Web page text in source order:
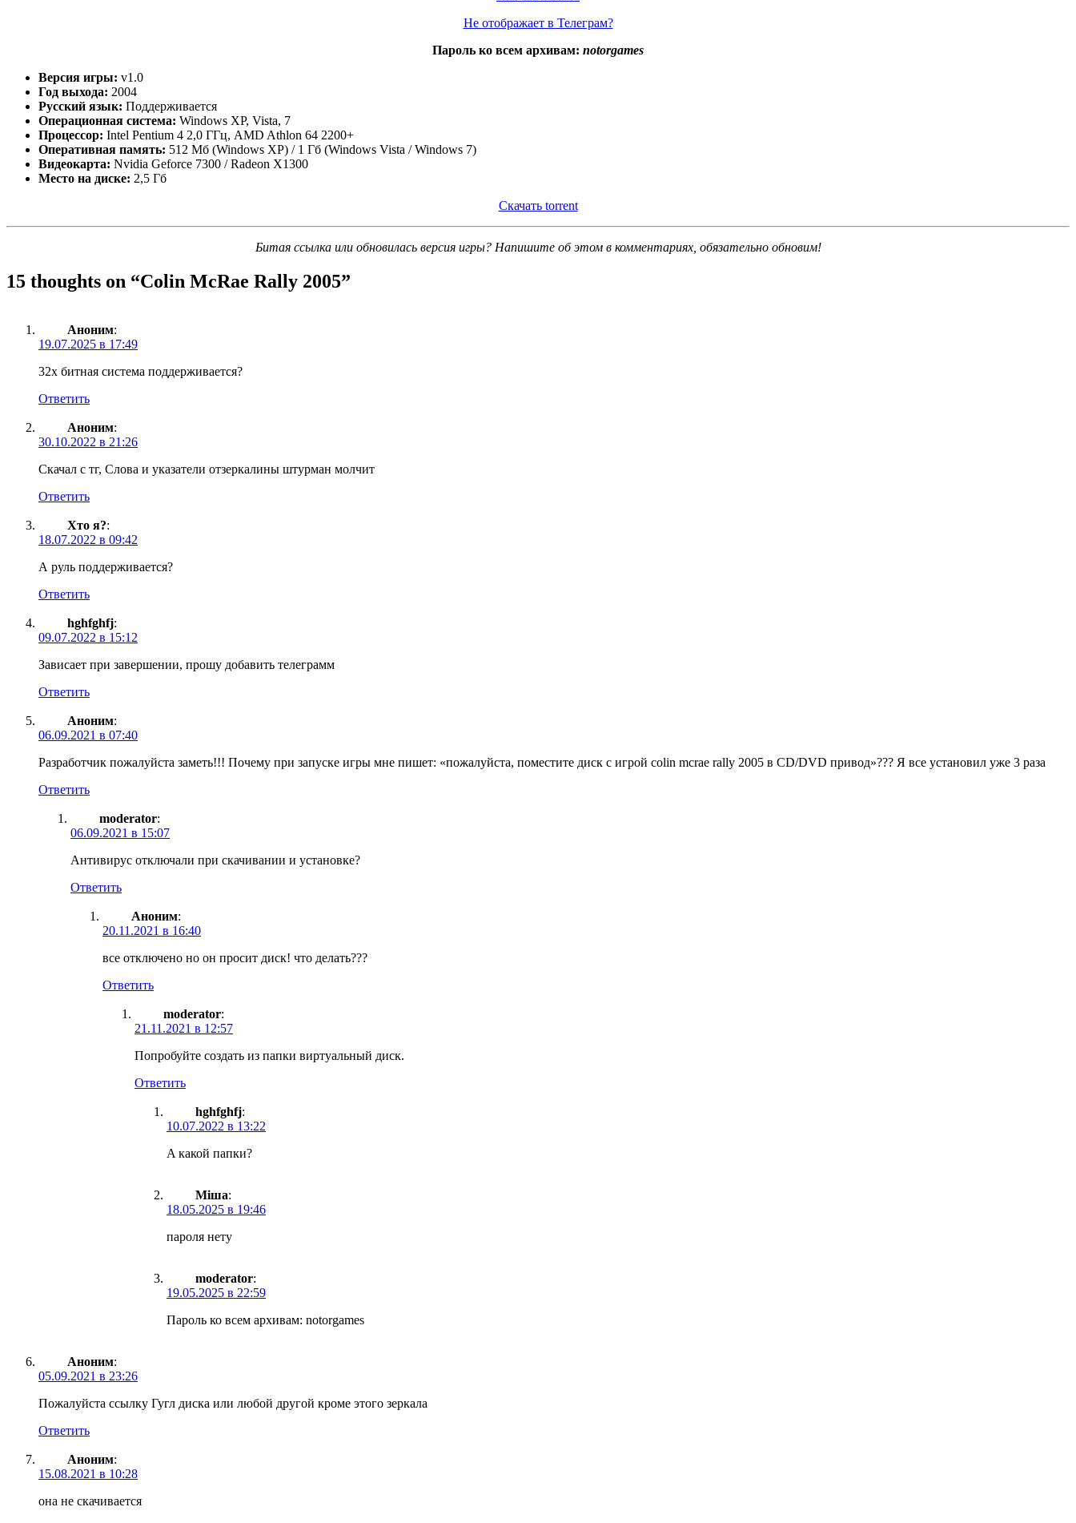
Не отображает в Телеграм?
Пароль ко всем архивам: notorgames
Версия игры: v1.0
Год выхода: 2004
Русский язык: Поддерживается
Операционная система: Windows XP, Vista, 7
Процессор: Intel Pentium 4 2,0 ГГц, AMD Athlon 64 2200+
Оперативная память: 512 Мб (Windows XP) / 1 Гб (Windows Vista / Windows 7)
Видеокарта: Nvidia Geforce 7300 / Radeon Х1300
Место на диске: 2,5 Гб
Скачать torrent
Битая ссылка или обновилась версия игры? Напишите об этом в комментариях, обязательно обновим!
15 thoughts on “Colin McRae Rally 2005”
Аноним:
19.07.2025 в 17:49
32х битная система поддерживается?
Ответить
Аноним:
30.10.2022 в 21:26
Скачал с тг, Слова и указатели отзеркалины штурман молчит
Ответить
Хто я?:
18.07.2022 в 09:42
А руль поддерживается?
Ответить
hghfghfj:
09.07.2022 в 15:12
Зависает при завершении, прошу добавить телеграмм
Ответить
Аноним:
06.09.2021 в 07:40
Разработчик пожалуйста заметь!!! Почему при запуске игры мне пишет: «пожалуйста, поместите диск с игрой colin mcrae rally 2005 в CD/DVD привод»??? Я все установил уже 3 раза
Ответить
moderator:
06.09.2021 в 15:07
Антивирус отключали при скачивании и установке?
Ответить
Аноним:
20.11.2021 в 16:40
все отключено но он просит диск! что делать???
Ответить
moderator:
21.11.2021 в 12:57
Попробуйте создать из папки виртуальный диск.
Ответить
hghfghfj:
10.07.2022 в 13:22
A какой папки?
Міша:
18.05.2025 в 19:46
пароля нету
moderator:
19.05.2025 в 22:59
Пароль ко всем архивам: notorgames
Аноним:
05.09.2021 в 23:26
Пожалуйста ссылку Гугл диска или любой другой кроме этого зеркала
Ответить
Аноним:
15.08.2021 в 10:28
она не скачивается